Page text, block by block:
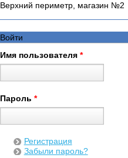
Верхний периметр, магазин №2
Войти
Имя пользователя *
Пароль *
Регистрация
Забыли пароль?